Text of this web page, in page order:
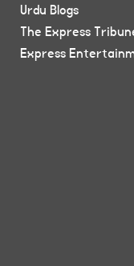
Urdu Blogs
The Express
Express